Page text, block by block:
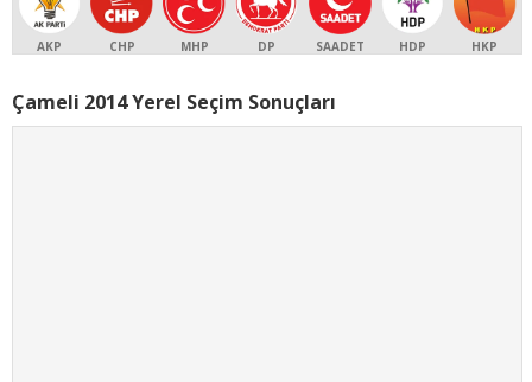
AKP CHP MHP DP SAADET HDP HKP
Çameli 2014 Yerel Seçim Sonuçları